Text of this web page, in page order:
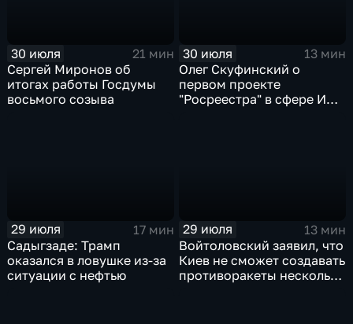
30 июля
21 мин
Сергей Миронов об
итогах работы Госдумы
восьмого созыва
30 июля
13 мин
Олег Скуфинский о
первом проекте
"Росреестра" в сфере ИИ
29 июля
17 мин
Садыгзаде: Трамп
оказался в ловушке из-за
ситуации с нефтью
29 июля
13 мин
Войтоловский заявил, что
Киев не сможет создавать
противоракеты несколько